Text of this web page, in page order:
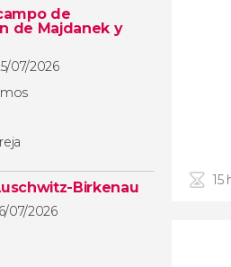
de
de Majdanek y
07/2026
Birkenau
07/2026
15